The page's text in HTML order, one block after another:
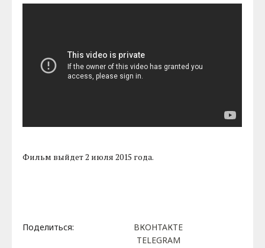
Фильм выйдет 2 июля 2015 года.
Поделиться:
ВКОНТАКТЕ
TELEGRAM